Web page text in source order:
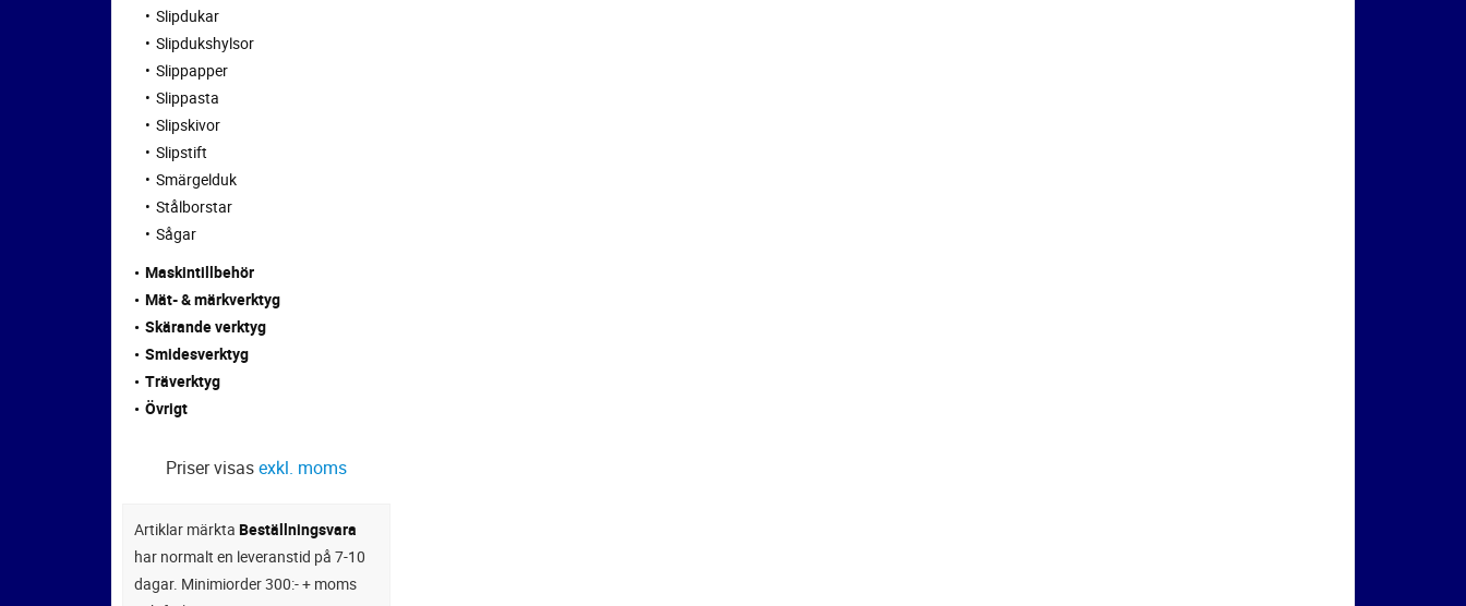
Slipdukar
Slipdukshylsor
Slippapper
Slippasta
Slipskivor
Slipstift
Smärgelduk
Stålborstar
Sågar
Maskintillbehör
Mät- & märkverktyg
Skärande verktyg
Smidesverktyg
Träverktyg
Övrigt
Priser visasexkl. moms
Artiklar märkta Beställningsvara
har normalt en leveranstid på 7-10
dagar. Minimiorder 300:- + moms